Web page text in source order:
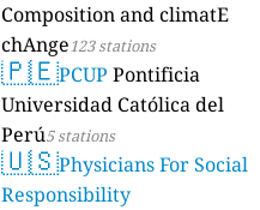
Composition and climatE
chAnge123 stations
🇵🇪PCUP Pontificia
Universidad Católica del
Perú5 stations
🇺🇸Physicians For Social
Responsibility